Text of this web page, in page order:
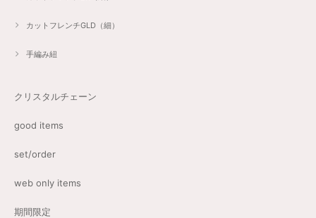
カットフレンチGLD（細）
手編み紐
クリスタルチェーン
good items
set/order
web only items
期間限定